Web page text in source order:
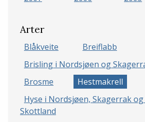
Arter
Blåkveite
Breiflabb
Brisling i Nordsjøen og
Brosme
Hestmakrell
Hyse i Nordsjøen, Skagerrak
Skottland